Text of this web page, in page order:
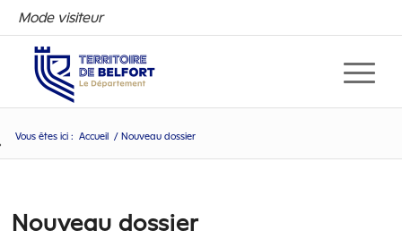
Mode visiteur
Vous êtes ici : Accueil / Nouveau dossier
Nouveau dossier